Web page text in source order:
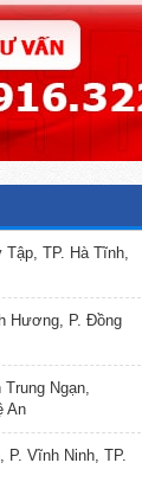
TP. Hà Tĩnh,
Hương, P. Đồng
Trung Ngạn,
An
P. Vĩnh Ninh, TP.